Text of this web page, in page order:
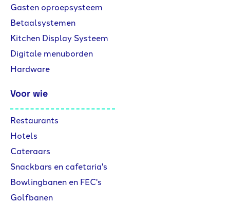
Gasten oproepsysteem
Betaalsystemen
Kitchen Display Systeem
Digitale menuborden
Hardware
Voor wie
Restaurants
Hotels
Cateraars
Snackbars en cafetaria's
Bowlingbanen en FEC's
Golfbanen